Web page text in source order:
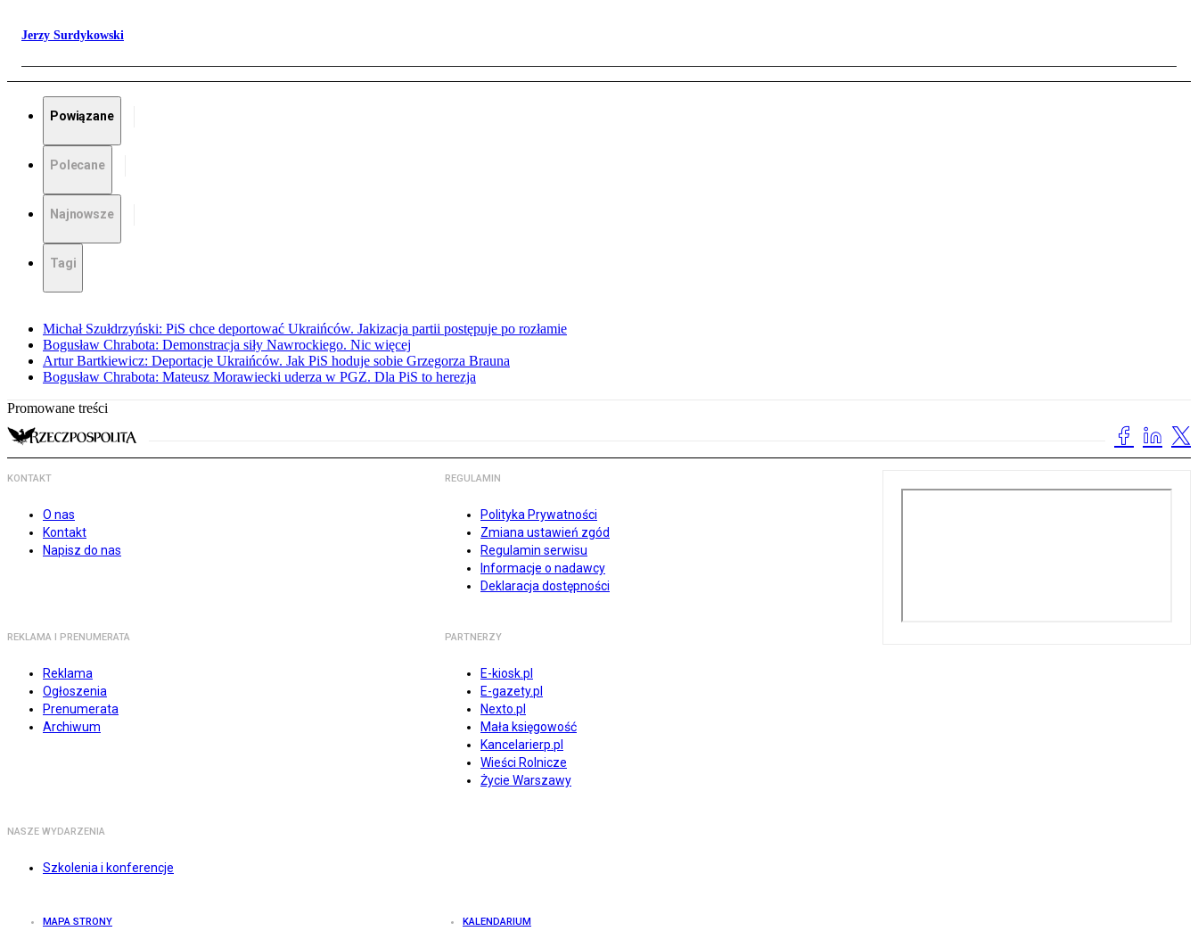
Jerzy Surdykowski
Powiązane
Polecane
Najnowsze
Tagi
Michał Szułdrzyński: PiS chce deportować Ukraińców. Jakizacja partii postępuje po rozłamie
Bogusław Chrabota: Demonstracja siły Nawrockiego. Nic więcej
Artur Bartkiewicz: Deportacje Ukraińców. Jak PiS hoduje sobie Grzegorza Brauna
Bogusław Chrabota: Mateusz Morawiecki uderza w PGZ. Dla PiS to herezja
Promowane treści
KONTAKT
O nas
Kontakt
Napisz do nas
REGULAMIN
Polityka Prywatności
Zmiana ustawień zgód
Regulamin serwisu
Informacje o nadawcy
Deklaracja dostępności
REKLAMA I PRENUMERATA
Reklama
Ogłoszenia
Prenumerata
Archiwum
PARTNERZY
E-kiosk.pl
E-gazety.pl
Nexto.pl
Mała księgowość
Kancelarierp.pl
Wieści Rolnicze
Życie Warszawy
NASZE WYDARZENIA
Szkolenia i konferencje
MAPA STRONY KALENDARIUM